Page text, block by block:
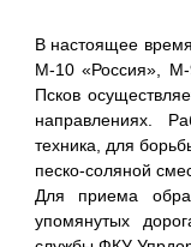
В настоящее
М-10 «Россия», М-
Псков
направлениях.
техника, для
песко-соляной
Для приема
упомянутых